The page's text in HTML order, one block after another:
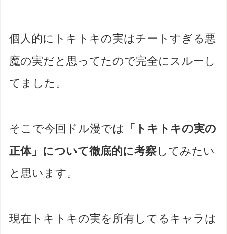
個人的にトキトキの実はチートすぎる悪
魔の実だと思ってたので完全にスルーし
てました。
そこで今回ドル漫では
「トキトキの実の
正体」について徹底的に考察してみたい
と思います。
現在トキトキの実を所有してるキャラは